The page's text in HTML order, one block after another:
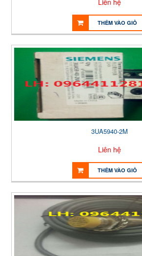
Liên hệ
THÊM VÀO GIỎ
3UA5940-2M
Liên hệ
THÊM VÀO GIỎ